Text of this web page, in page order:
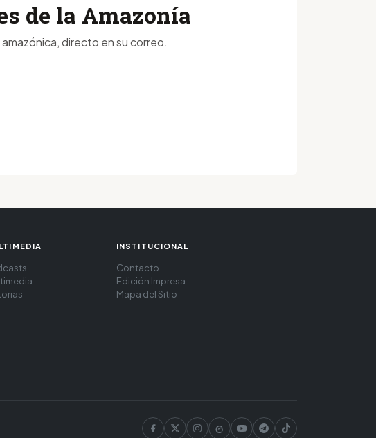
de la Amazonía
directo en su correo.
INSTITUCIONAL
Contacto
Edición Impresa
Mapa del Sitio